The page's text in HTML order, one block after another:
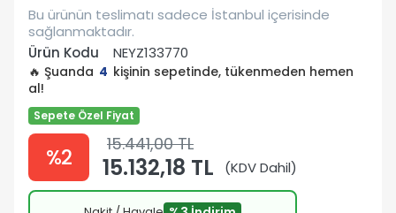
Bu ürünün teslimatı sadece İstanbul içerisinde
sağlanmaktadır.
Ürün Kodu
NEYZ133770
🔥 Şuanda 4 kişinin sepetinde, tükenmeden hemen
al!
Sepete Özel Fiyat
%2 15.441,00 TL
15.132,18 TL (KDV Dahil)